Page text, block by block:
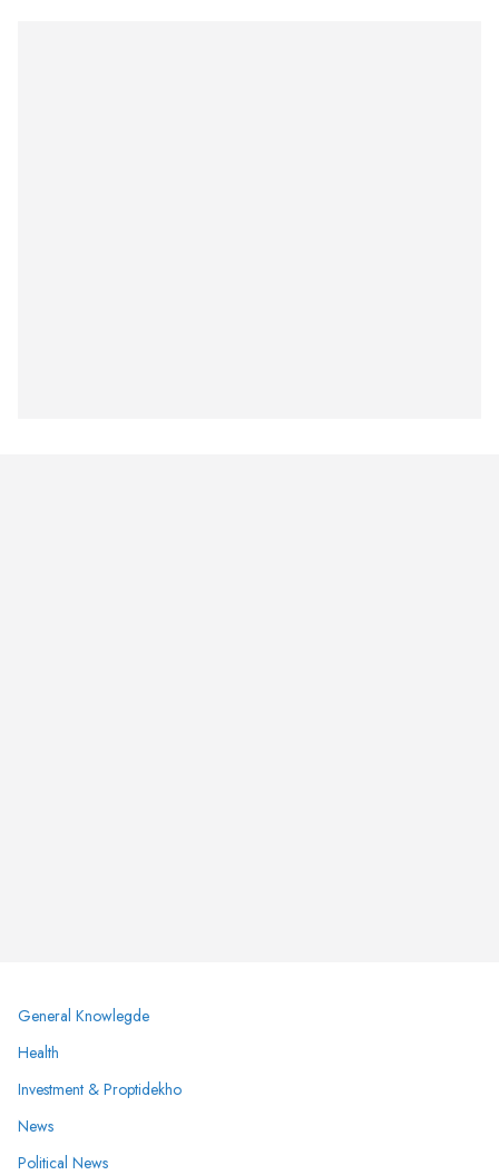
General Knowlegde
Health
Investment & Proptidekho
News
Political News